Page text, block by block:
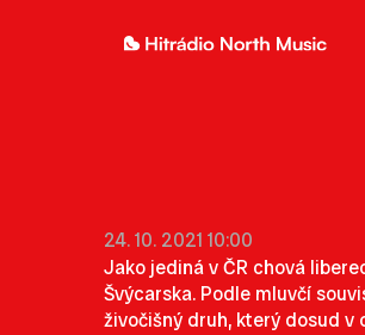
24. 10. 2021 10:00
Jako jediná v ČR chová
Švýcarska. Podle mluvčí
živočišný druh, který dosud v